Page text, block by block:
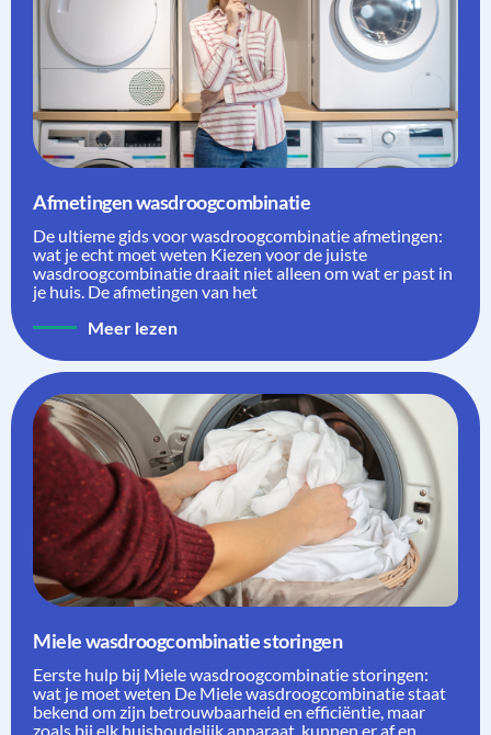
Afmetingen wasdroogcombinatie
De ultieme gids voor wasdroogcombinatie afmetingen:
wat je echt moet weten Kiezen voor de juiste
wasdroogcombinatie draait niet alleen om wat er past in
je huis. De afmetingen van het
Meer lezen
Miele wasdroogcombinatie storingen
Eerste hulp bij Miele wasdroogcombinatie storingen:
wat je moet weten De Miele wasdroogcombinatie staat
bekend om zijn betrouwbaarheid en efficiëntie, maar
zoals bij elk huishoudelijk apparaat, kunnen er af en